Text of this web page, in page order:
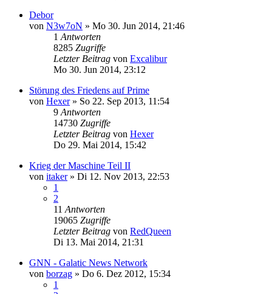
Debor
von N3w7oN » Mo 30. Jun 2014, 21:46
1 Antworten
8285 Zugriffe
Letzter Beitrag von Excalibur
Mo 30. Jun 2014, 23:12
Störung des Friedens auf Prime
von Hexer» So 22. Sep 2013, 11:54
9 Antworten
14730 Zugriffe
Letzter Beitrag von Hexer
Do 29. Mai 2014, 15:42
Krieg der Maschine Teil II
von itaker» Di 12. Nov 2013, 22:53
1
2
11 Antworten
19065 Zugriffe
Letzter Beitrag von RedQueen
Di 13. Mai 2014, 21:31
GNN - Galatic News Network
von borzag » Do 6. Dez 2012, 15:34
1